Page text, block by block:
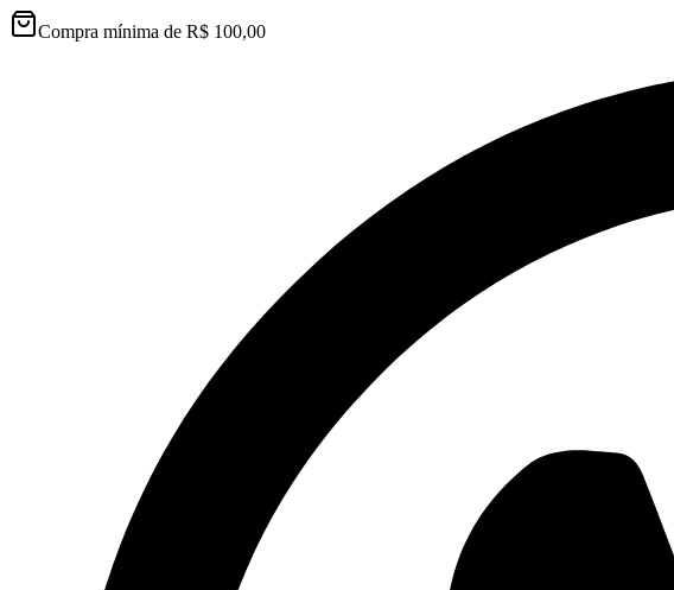
Compra mínima de R$ 100,00